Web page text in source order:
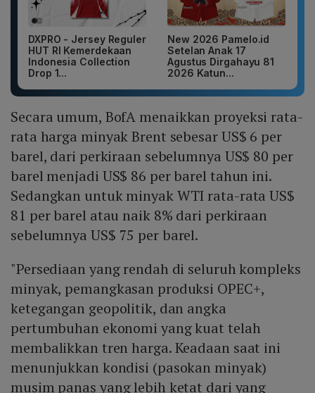
DXPRO - Jersey Reguler
HUT RI Kemerdekaan
Indonesia Collection
Drop 1...
New 2026 Pamelo.id
Setelan Anak 17
Agustus Dirgahayu 81
2026 Katun...
Secara umum, BofA menaikkan proyeksi rata-
rata harga minyak Brent sebesar US$ 6 per
barel, dari perkiraan sebelumnya US$ 80 per
barel menjadi US$ 86 per barel tahun ini.
Sedangkan untuk minyak WTI rata-rata US$
81 per barel atau naik 8% dari perkiraan
sebelumnya US$ 75 per barel.
"Persediaan yang rendah di seluruh kompleks
minyak, pemangkasan produksi OPEC+,
ketegangan geopolitik, dan angka
pertumbuhan ekonomi yang kuat telah
membalikkan tren harga. Keadaan saat ini
menunjukkan kondisi (pasokan minyak)
musim panas yang lebih ketat dari yang